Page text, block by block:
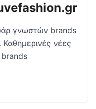
γνωστών brands
Καθημερινές νέες
brands